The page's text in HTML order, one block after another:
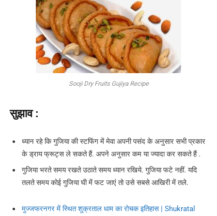
Sooji Dry Fruits Gujiya Recipe
सुझाव :
ध्यान रहे कि गुजिया की स्टफिंग में मेवा अपनी पसंद के अनुसार सभी प्रकार
के ड्राय फ्रूट्स ले सकते हैं. अपने अनुसार कम या ज्यादा कर सकते हैं .
गुजिया भरते समय रखते उठाते समय ध्यान रखिये. गुजिया फटे नहीं. यदि
तलते समय कोई गुजिया घी में फट जाएं तो उसे सबसे आखिरी में तले.
मुज्जफरनगर में स्थित शुक्रताल धाम का रोचक इतिहास | Shukratal